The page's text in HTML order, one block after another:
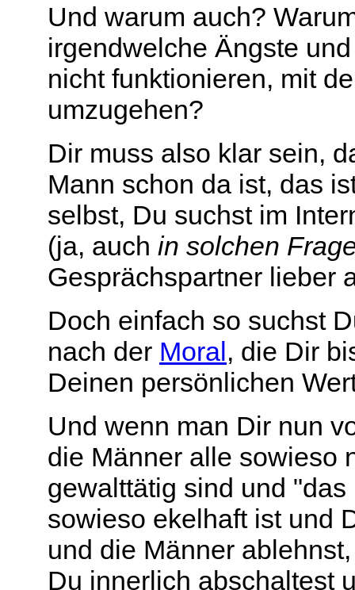
Und warum auch?
irgendwelche Ängste
nicht funktionieren, mit
umzugehen?
Dir muss also klar sein,
Mann schon da ist, das
selbst, Du suchst im
(ja, auch in solchen
Gesprächspartner lieber
Doch einfach so suchst
nach der Moral, die Dir
Deinen persönlichen
Und wenn man Dir nun
die Männer alle sowieso
gewalttätig sind und
sowieso ekelhaft ist und
und die Männer
Du innerlich abschaltest